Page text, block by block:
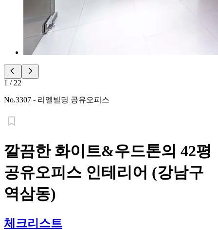
1 / 22
No.3307 - 리엘빌딩 공유오피스
깔끔한 화이트&우드톤의 42평
공유오피스 인테리어 (강남구
역삼동)
체크리스트